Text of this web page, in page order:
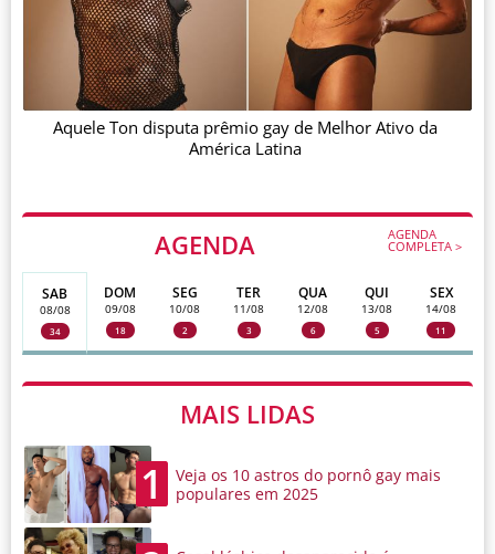
AGENDA AGENDA
COMPLETA >
SAB
08/08
34
DOM
09/08
18
SEG
10/08
2
TER
11/08
3
QUA
12/08
6
QUI
13/08
5
SEX
14/08
11
MAIS LIDAS
1
Veja os 10 astros do pornô gay mais
populares em 2025
Aquele Ton disputa prêmio gay de Melhor Ativo da
América Latina